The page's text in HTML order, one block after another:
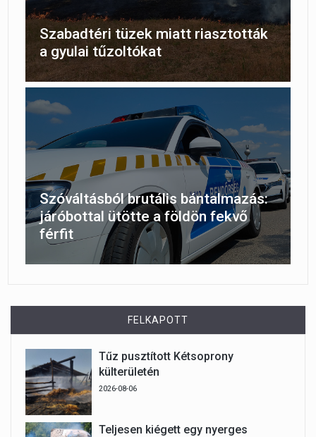
Szabadtéri tüzek miatt riasztották
a gyulai tűzoltókat
Szóváltásból brutális bántalmazás:
járóbottal ütötte a földön fekvő
férfit
FELKAPOTT
Tűz pusztított Kétsoprony
külterületén
2026-08-06
Teljesen kiégett egy nyerges